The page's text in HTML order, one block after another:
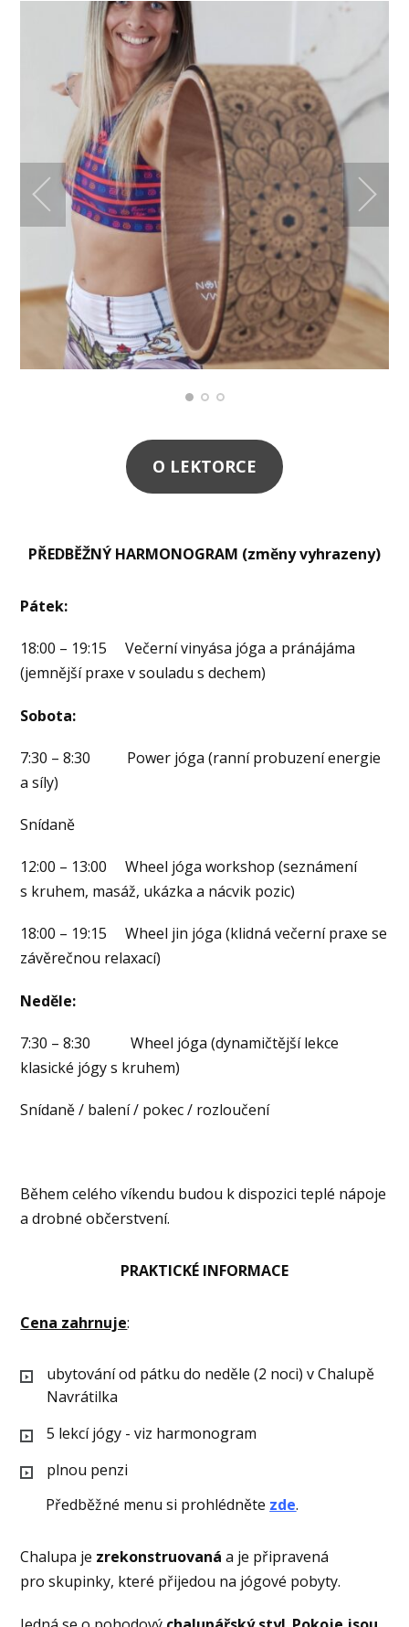
O LEKTORCE
PŘEDBĚŽNÝ HARMONOGRAM (změny vyhrazeny)
Pátek:
18:00 – 19:15 Večerní vinyása jóga a pránájáma
(jemnější praxe v souladu s dechem)
Sobota:
7:30 – 8:30 Power jóga (ranní probuzení energie
a síly)
Snídaně
12:00 – 13:00 Wheel jóga workshop (seznámení
s kruhem, masáž, ukázka a nácvik pozic)
18:00 – 19:15 Wheel jin jóga (klidná večerní praxe se
závěrečnou relaxací)
Neděle:
7:30 – 8:30 Wheel jóga (dynamičtější lekce
klasické jógy s kruhem)
Snídaně / balení / pokec / rozloučení
Během celého víkendu budou k dispozici teplé nápoje
a drobné občerstvení.
PRAKTICKÉ INFORMACE
Cena zahrnuje:
ubytování od pátku do neděle (2 noci) v Chalupě
Navrátilka
5 lekcí jógy - viz harmonogram
plnou penzi
Předběžné menu si prohlédněte zde.
Chalupa je zrekonstruovaná a je připravená
pro skupinky, které přijedou na jógové pobyty.